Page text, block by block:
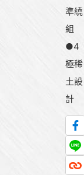
準繞
組
●4
極稀
土設
計
產